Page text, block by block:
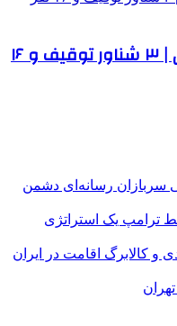
کشف ۸۰۰هزار لیتر سوخت قاچاق | ۳ شناور توقیف و ۱۶
سربازان رسانه‌ای دشمن
ترامپ یک استراتژی
و کالابرگ اقامت در ایران